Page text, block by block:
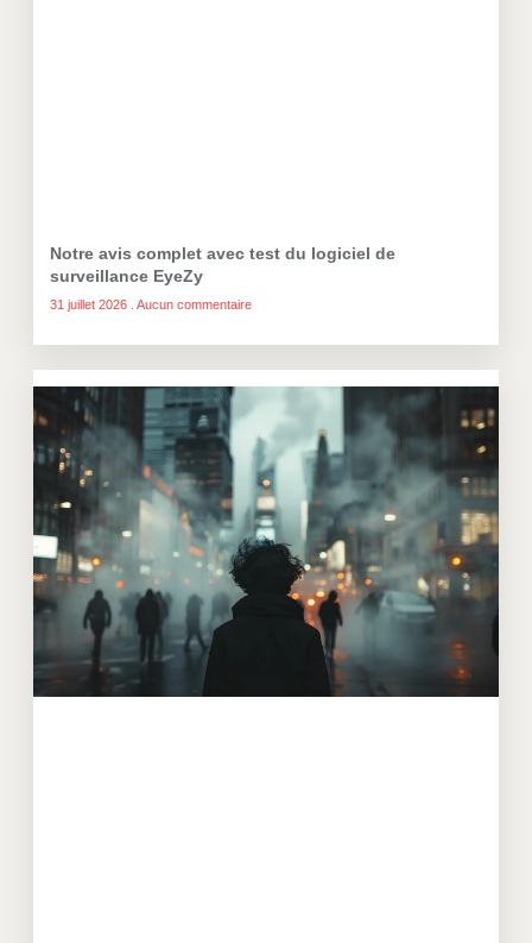
Notre avis complet avec test du logiciel de
surveillance EyeZy
31 juillet 2026 Aucun commentaire